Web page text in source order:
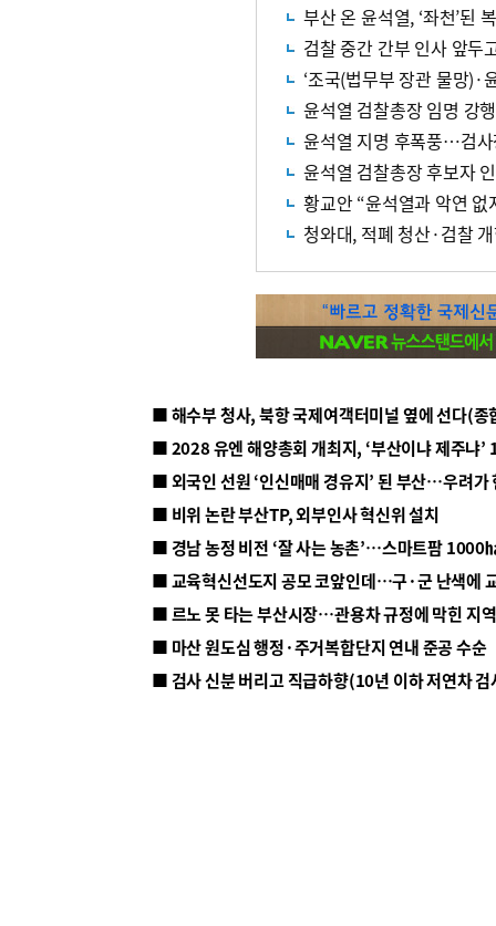
부산 온 윤석열, ‘좌천’된
검찰 중간 간부 인사 앞두
‘조국(법무부 장관 물망)·
윤석열 검찰총장 임명 강
윤석열 지명 후폭풍…검
윤석열 검찰총장 후보자
황교안 “윤석열과 악연 없
청와대, 적폐 청산·검찰
■ 해수부 청사, 북항 국제여객터미널 옆에 선다(종
■ 2028 유엔 해양총회 개최지, ‘부산이냐 제주냐’
■ 외국인 선원 ‘인신매매 경유지’ 된 부산…우려가
■ 비위 논란 부산TP, 외부인사 혁신위 설치
■ 르노 못 타는 부산시장…관용차 규정에 막힌 지
■ 마산 원도심 행정·주거복합단지 연내 준공 수순